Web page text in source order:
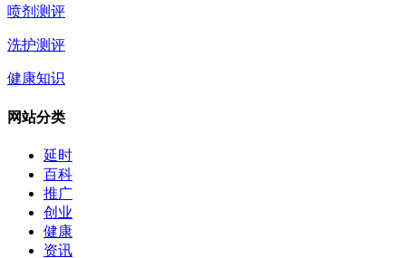
喷剂测评
洗护测评
健康知识
网站分类
延时
百科
推广
创业
健康
资讯